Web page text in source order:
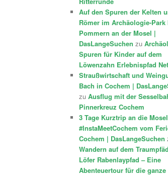
Auf den Spuren der Kelten
Römer im Archäologie-Park
Pommern an der Mosel |
DasLangeSuchen zu
Spuren für Kinder auf dem
Löwenzahn Erlebnispfad
Straußwirtschaft und
Bach in Cochem |
zu Ausflug mit der
Pinnerkreuz Cochem
3 Tage Kurztrip an die
#InstaMeetCochem vom
Cochem | DasLangeSuchen
Wandern auf dem
Löfer Rabenlaypfad – Eine
Abenteuertour für die